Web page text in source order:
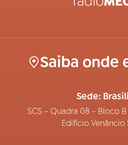
Saiba onde
Sede:
SCS – Quadra 08 – Bloco
Edifício Venâncio